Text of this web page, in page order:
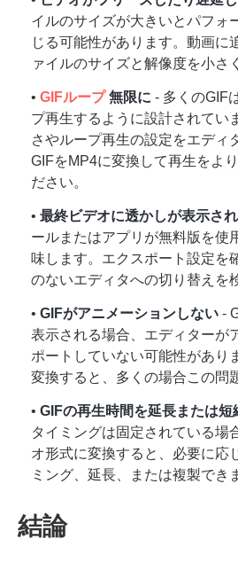
ステップ
1。
イルのサイズが大きいとパフォ
じる可能性があります。動画に
ァイルのサイズと解像度を小さ
• GIFループ無限に - 多くのGIF
プ再生するように設計されてい
さやループ再生の設定をエディ
GIFをMP4に変換して再生をよ
ださい。
• 最終ビデオに透かしが表示さ
ールまたはアプリが無料版を使
味します。エクスポート設定を
のないエディタへの切り替えを
• GIFがアニメーションしない -
表示される場合、エディターが
ポートしていない可能性があり
変換すると、多くの場合この問
• GIFの再生時間を延長または短
タイミングは固定されている場
オ形式に変換すると、必要に応
ミング、延長、または複製でき
結論